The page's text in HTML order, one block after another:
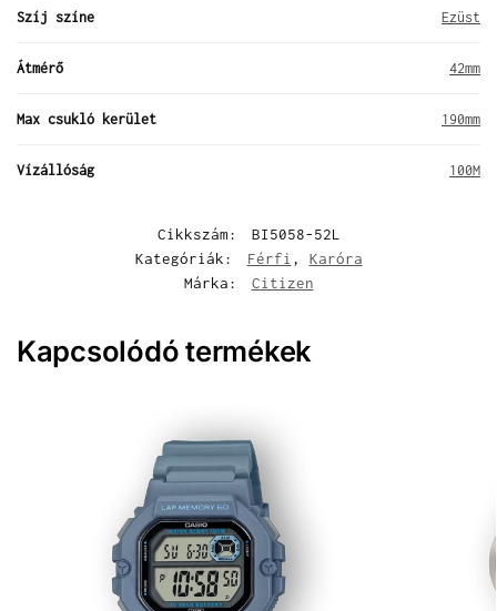
Szíj színe Ezüst
Átmérő 42mm
Max csukló kerület 190mm
Vízállóság 100M
Cikkszám:
BI5058-52L
Kategóriák:
Férfi , Karóra
Márka:
Citizen
Kapcsolódó termékek